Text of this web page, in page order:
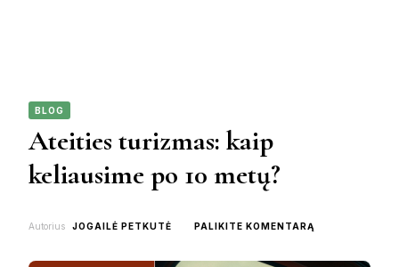
BLOG
Ateities turizmas: kaip
keliausime po 10 metų?
Autorius JOGAILĖ PETKUTĖ PALIKITE KOMENTARĄ